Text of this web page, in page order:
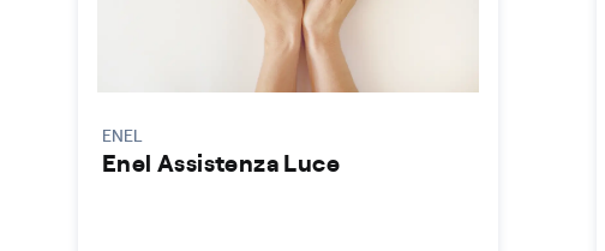
ENEL
Enel Assistenza Luce